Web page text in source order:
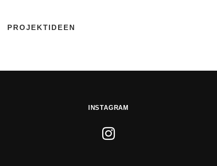
PROJEKTIDEEN
INSTAGRAM